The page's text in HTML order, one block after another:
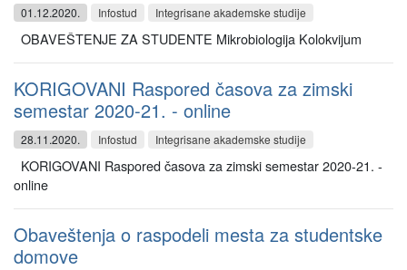
01.12.2020. Infostud Integrisane akademske studije
OBAVEŠTENJE ZA STUDENTE Mikrobiologija Kolokvijum
KORIGOVANI Raspored časova za zimski
semestar 2020-21. - online
28.11.2020. Infostud Integrisane akademske studije
KORIGOVANI Raspored časova za zimski semestar 2020-21. -
online
Obaveštenja o raspodeli mesta za studentske
domove